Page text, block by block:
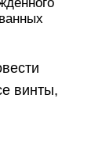
винты,